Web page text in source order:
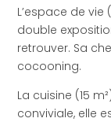
L’espace de
double
retrouver. Sa
cocooning.
La cuisine (15
conviviale, elle